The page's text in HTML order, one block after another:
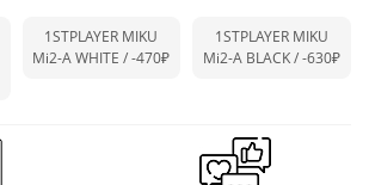
1STPLAYER MIKU
Mi2-A WHITE /-470₽
1STPLAYER MIKU
Mi2-A BLACK /-630₽